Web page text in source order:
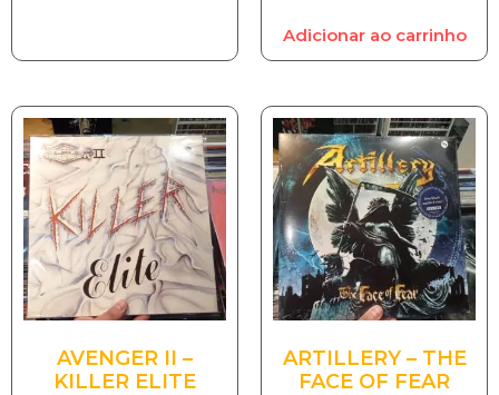
Adicionar ao carrinho
AVENGER II –
KILLER ELITE
ARTILLERY – THE
FACE OF FEAR